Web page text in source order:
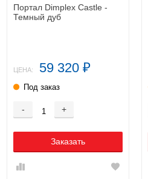
Портал Dimplex Castle -
Темный дуб
ЦЕНА: 59 320 ₽
Под заказ
- +
Заказать